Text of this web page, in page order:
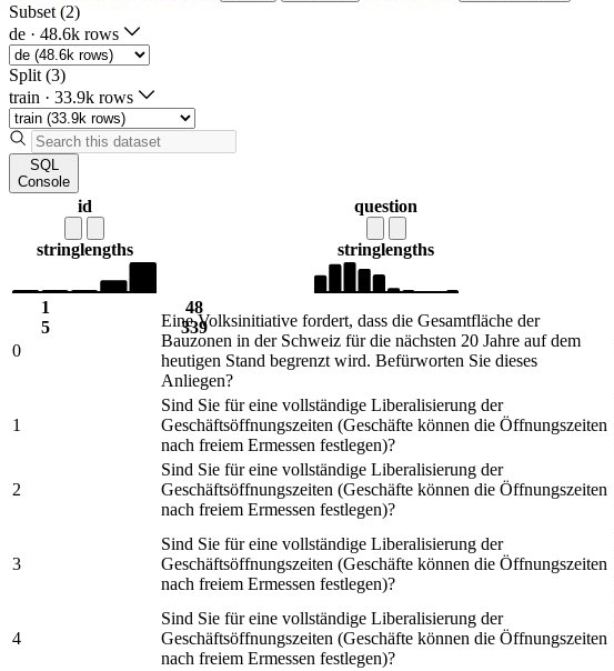
Subset (2)
de · 48.6k rows
Split (3)
train · 33.9k rows
SQL
Console
id
stringlengths
1
5
question
stringlengths
48
339
0
Eine Volksinitiative fordert, dass die Gesamtfläche der
Bauzonen in der Schweiz für die nächsten 20 Jahre auf dem
heutigen Stand begrenzt wird. Befürworten Sie dieses
Anliegen?
1
Sind Sie für eine vollständige Liberalisierung der
Geschäftsöffnungszeiten (Geschäfte können die Öffnungszeiten
nach freiem Ermessen festlegen)?
2
Sind Sie für eine vollständige Liberalisierung der
Geschäftsöffnungszeiten (Geschäfte können die Öffnungszeiten
nach freiem Ermessen festlegen)?
3
Sind Sie für eine vollständige Liberalisierung der
Geschäftsöffnungszeiten (Geschäfte können die Öffnungszeiten
nach freiem Ermessen festlegen)?
4
Sind Sie für eine vollständige Liberalisierung der
Geschäftsöffnungszeiten (Geschäfte können die Öffnungszeiten
nach freiem Ermessen festlegen)?